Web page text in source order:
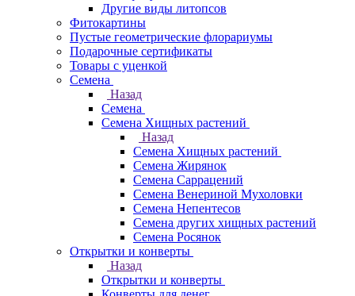
Другие виды литопсов
Фитокартины
Пустые геометрические флорариумы
Подарочные сертификаты
Товары с уценкой
Семена
Назад
Семена
Семена Хищных растений
Назад
Семена Хищных растений
Семена Жирянок
Семена Саррацений
Семена Венериной Мухоловки
Семена Непентесов
Семена других хищных растений
Семена Росянок
Открытки и конверты
Назад
Открытки и конверты